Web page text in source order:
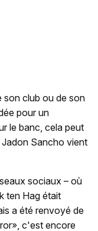
son club ou de son
pour un
le banc, cela peut
Sancho vient
sociaux – où
ten Hag était
a été renvoyé de
c'est encore